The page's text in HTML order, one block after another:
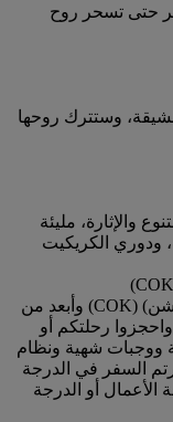
حتى تسحر روح
وستترك روحها
والإثارة، مليئة
ودوري الكريكيت
سافروا مع طيران الإمارات إلى كوتشي (كوتشن) (COK) وأبعد من
رحلتكم أو
ووجبات شهية ونظام
السفر في الدرجة
الأعمال أو الدرجة